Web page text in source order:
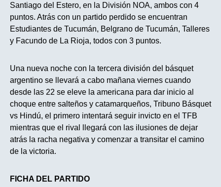
Santiago del Estero, en la División NOA, ambos con 4
puntos. Atrás con un partido perdido se encuentran
Estudiantes de Tucumán, Belgrano de Tucumán, Talleres
y Facundo de La Rioja, todos con 3 puntos.
Una nueva noche con la tercera división del básquet
argentino se llevará a cabo mañana viernes cuando
desde las 22 se eleve la americana para dar inicio al
choque entre salteños y catamarqueños, Tribuno Básquet
vs Hindú, el primero intentará seguir invicto en el TFB
mientras que el rival llegará con las ilusiones de dejar
atrás la racha negativa y comenzar a transitar el camino
de la victoria.
FICHA DEL PARTIDO